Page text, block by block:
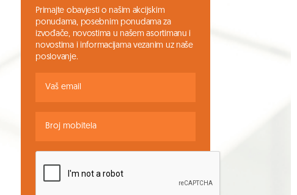
Primajte obavjesti o našim akcijskim
ponudama, posebnim ponudama za
izvođače, novostima u našem asortimanu i
novostima i informacijama vezanim uz naše
poslovanje.